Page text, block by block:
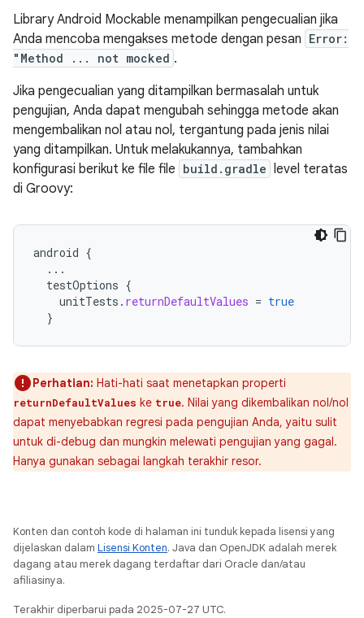
Library Android Mockable menampilkan pengecualian jika
Anda mencoba mengakses metode dengan pesan Error:
"Method ... not mocked .
Jika pengecualian yang ditampilkan bermasalah untuk
pengujian, Anda dapat mengubah sehingga metode akan
mengembalikan nol atau nol, tergantung pada jenis nilai
yang ditampilkan. Untuk melakukannya, tambahkan
konfigurasi berikut ke file file build.gradle level teratas
di Groovy:
android {
...
testOptions {
unitTests . returnDefaultValues = true
}
Perhatian: Hati-hati saat menetapkan properti
returnDefaultValues ke true. Nilai yang dikembalikan nol/nol
dapat menyebabkan regresi pada pengujian Anda, yaitu sulit
untuk di-debug dan mungkin melewati pengujian yang gagal.
Hanya gunakan sebagai langkah terakhir resor.
Konten dan contoh kode di halaman ini tunduk kepada lisensi yang
dijelaskan dalam Lisensi Konten. Java dan OpenJDK adalah merek
dagang atau merek dagang terdaftar dari Oracle dan/atau
afiliasinya.
Terakhir diperbarui pada 2025-07-27 UTC.